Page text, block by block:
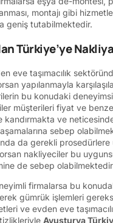
montajı gibi
geniş tutabilmektedir.
Türkiye’ye
eve taşımacılık
yapılanmayla
bu konudaki
müşterileri fiyat ve
kandırmakta ve
sebep
da gerekli prosedürlere
nakliyeciler bu
de sebep
firmalarsa bu
gümrük işlemleri
ve evden eve
Avusturya